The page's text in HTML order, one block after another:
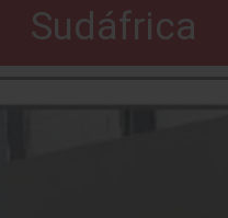
Sudáfrica